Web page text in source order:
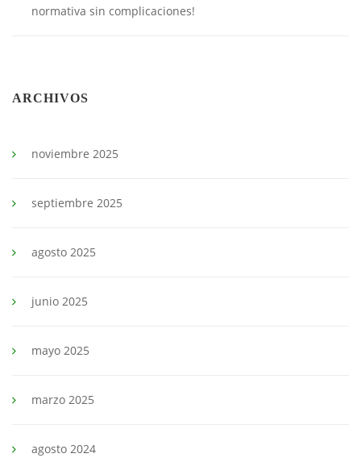
normativa sin complicaciones!
ARCHIVOS
noviembre 2025
septiembre 2025
agosto 2025
junio 2025
mayo 2025
marzo 2025
agosto 2024